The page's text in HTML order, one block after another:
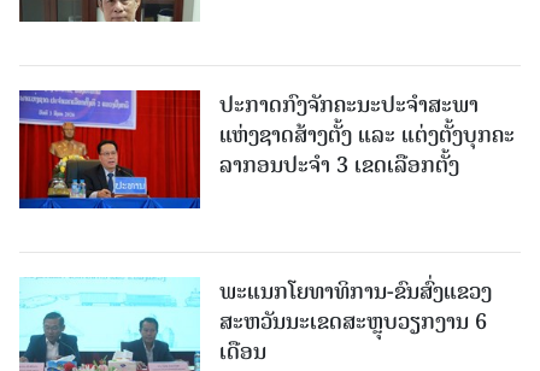
ປະກາດກົງຈັກຄະນະປະຈໍາສະພາ
ແຫ່ງຊາດສ້າງຕັ້ງ ແລະ ແຕ່ງຕັ້ງບຸກຄະ
ລາກອນປະຈໍາ 3 ເຂດເລືອກຕັ້ງ
ພະແນກໂຍທາທິການ-ຂົນສົ່ງແຂວງ
ສະຫວັນນະເຂດສະຫຼຸບວຽກງານ 6
ເດືອນ